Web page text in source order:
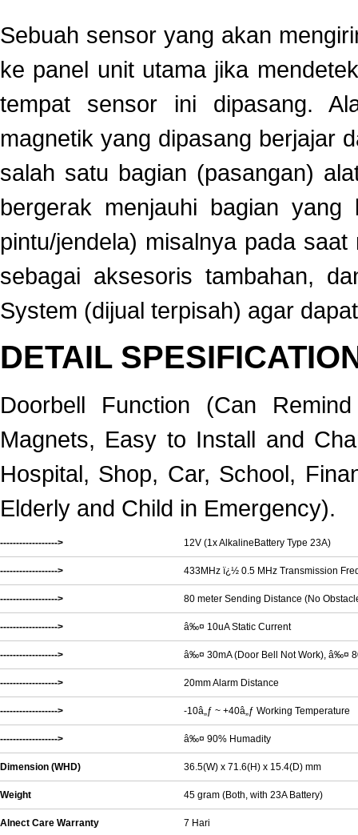
Sebuah sensor yang akan
ke panel unit utama jika
tempat sensor ini dipasang.
magnetik yang dipasang berjajar
salah satu bagian (pasangan)
bergerak menjauhi bagian
pintu/jendela) misalnya pada
sebagai aksesoris tambahan,
System (dijual terpisah) agar
DETAIL
Doorbell Function (Can
Magnets, Easy to Install and
Hospital, Shop, Car, School,
Elderly and Child in Emergency).
------------------> 12V (1x AlkalineBattery Type 23A)
------------------> 433MHz ï¿½ 0.5 MHz Transmission
------------------> 80 meter Sending Distance (No
------------------> â‰¤ 10uA Static Current
------------------> â‰¤ 30mA (Door Bell Not Work), â‰¤
------------------> 20mm Alarm Distance
------------------> -10â„ƒ ~ +40â„ƒ Working Temperature
------------------> â‰¤ 90% Humadity
Dimension (WHD) 36.5(W) x 71.6(H) x 15.4(D) mm
Weight 45 gram (Both, with 23A Battery)
Alnect Care Warranty 7 Hari